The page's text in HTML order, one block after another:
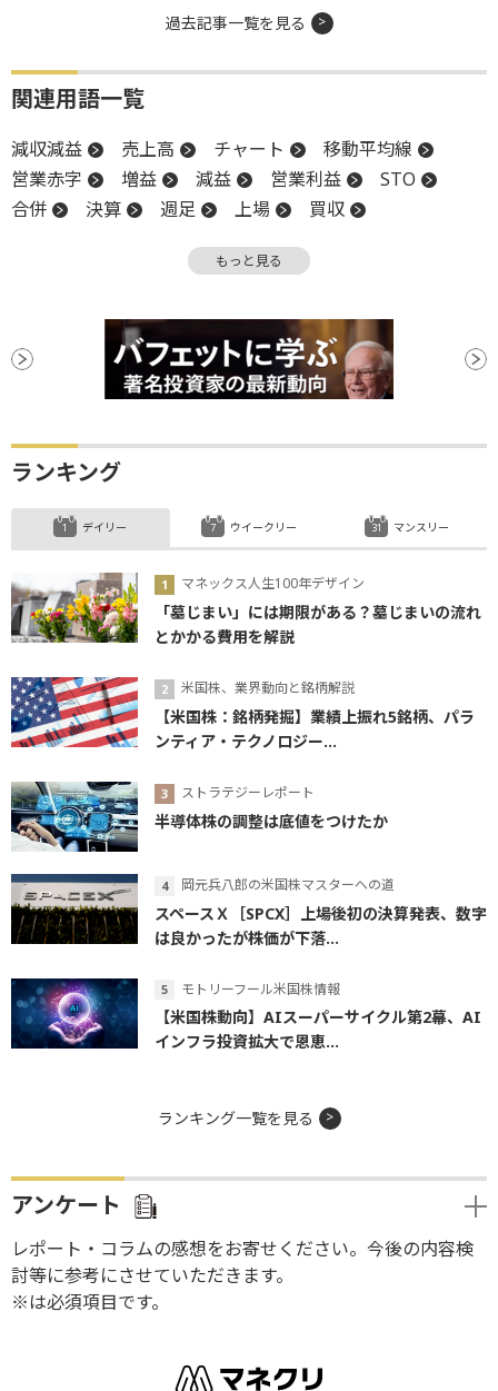
過去記事一覧を見る
関連用語一覧
減収減益 売上高 チャート
移動平均線
営業赤字
増益 減益 営業利益
STO
合併
決算 週足 上場
買収
もっと見る
ランキング
デイリー
マネックス人生100年デザイン
「墓じまい」には期限がある？墓じまいの流れ
とかかる費用を解説
米国株、業界動向と銘柄解説
【米国株：銘柄発掘】業績上振れ5銘柄、パラ
ンティア・テクノロジー...
ストラテジーレポート
半導体株の調整は底値をつけたか
岡元兵八郎の米国株マスターへの道
スペースＸ［SPCX］上場後初の決算発表、数字
は良かったが株価が下落...
モトリーフール米国株情報
【米国株動向】AIスーパーサイクル第2幕、AI
インフラ投資拡大で恩恵...
ウイークリー マンスリー
ランキング一覧を見る
アンケート
レポート・コラムの感想をお寄せください。今後の内容検
討等に参考にさせていただきます。
※は必須項目です。